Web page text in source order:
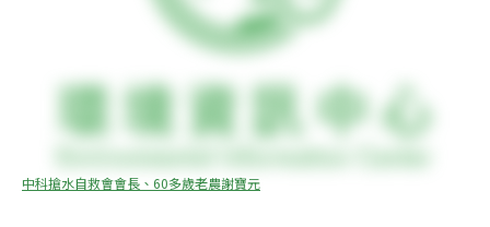
中科搶水自救會會長、60多歲老農謝寶元